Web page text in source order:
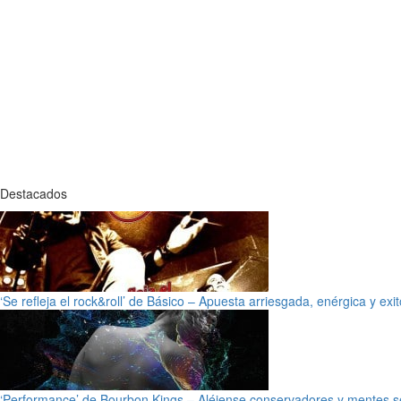
Destacados
‘Se refleja el rock&roll’ de Básico – Apuesta arriesgada, enérgica y